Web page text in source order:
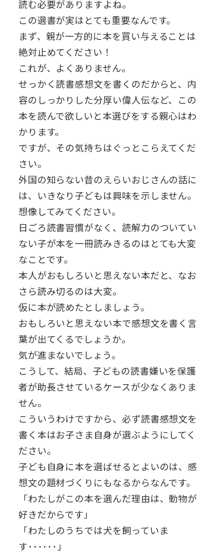
読む必要がありますよね。
この選書が実はとても重要なんです。
まず、親が一方的に本を買い与えることは
絶対止めてください！
これが、よくありません。
せっかく読書感想文を書くのだからと、内
容のしっかりした分厚い偉人伝など、この
本を読んで欲しいと本選びをする親心はわ
かります。
ですが、その気持ちはぐっとこらえてくだ
さい。
外国の知らない昔のえらいおじさんの話に
は、いきなり子どもは興味を示しません。
想像してみてください。
日ごろ読書習慣がなく、読解力のついてい
ない子が本を一冊読みきるのはとても大変
なことです。
本人がおもしろいと思えない本だと、なお
さら読み切るのは大変。
仮に本が読めたとしましょう。
おもしろいと思えない本で感想文を書く言
葉が出てくるでしょうか。
気が進まないでしょう。
こうして、結局、子どもの読書嫌いを保護
者が助長させているケースが少なくありま
せん。
こういうわけですから、必ず読書感想文を
書く本はお子さま自身が選ぶようにしてく
ださい。
子ども自身に本を選ばせるとよいのは、感
想文の題材づくりにもなるからなんです。
「わたしがこの本を選んだ理由は、動物が
好きだからです」
「わたしのうちでは犬を飼っていま
す･･････」